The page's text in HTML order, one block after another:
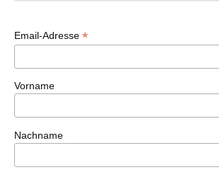
Email-Adresse *
Vorname
Nachname